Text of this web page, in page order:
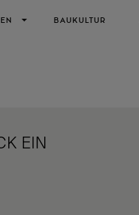
BAUKULTUR
EIN